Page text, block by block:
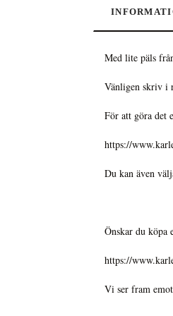
Med lite päls
Vänligen skriv i
För att göra det
https://
Du kan även
Önskar du köpa
https://
Vi ser fram